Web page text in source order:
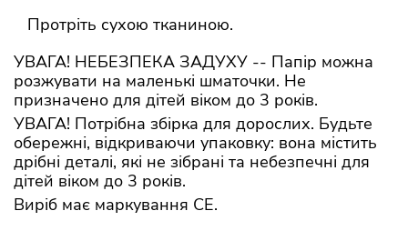
Протріть сухою тканиною.
УВАГА! НЕБЕЗПЕКА ЗАДУХУ -- Папір можна
розжувати на маленькі шматочки. Не
призначено для дітей віком до 3 років.
УВАГА! Потрібна збірка для дорослих. Будьте
обережні, відкриваючи упаковку: вона містить
дрібні деталі, які не зібрані та небезпечні для
дітей віком до 3 років.
Виріб має маркування CE.